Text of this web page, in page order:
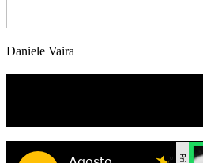
Daniele Vaira